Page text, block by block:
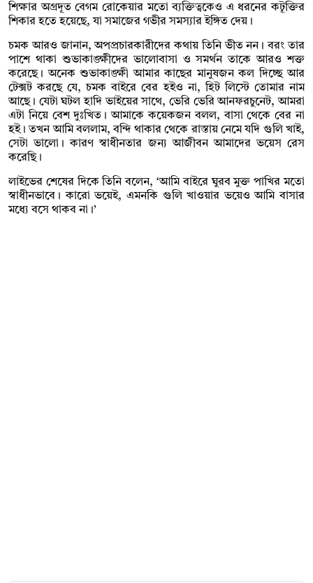
শিক্ষার অগ্রদূত বেগম রোকেয়ার মতো ব্যক্তিত্বকেও এ ধরনের কটূক্তির
শিকার হতে হয়েছে, যা সমাজের গভীর সমস্যার ইঙ্গিত দেয়।
চমক আরও জানান, অপপ্রচারকারীদের কথায় তিনি ভীত নন। বরং তার
পাশে থাকা শুভাকাঙ্ক্ষীদের ভালোবাসা ও সমর্থন তাকে আরও শক্ত
করেছে। অনেক শুভাকাঙ্ক্ষী আমার কাছের মানুষজন কল দিচ্ছে আর
টেক্সট করছে যে, চমক বাইরে বের হইও না, হিট লিস্টে তোমার নাম
আছে। যেটা ঘটল হাদি ভাইয়ের সাথে, ভেরি ভেরি আনফরচুনেট, আমরা
এটা নিয়ে বেশ দুঃখিত। আমাকে কয়েকজন বলল, বাসা থেকে বের না
হই। তখন আমি বললাম, বন্দি থাকার থেকে রাস্তায় নেমে যদি গুলি খাই,
সেটা ভালো। কারণ স্বাধীনতার জন্য আজীবন আমাদের ভয়েস রেস
করেছি।
লাইভের শেষের দিকে তিনি বলেন, ‘আমি বাইরে ঘুরব মুক্ত পাখির মতো
স্বাধীনভাবে। কারো ভয়েই, এমনকি গুলি খাওয়ার ভয়েও আমি বাসার
মধ্যে বসে থাকব না।’